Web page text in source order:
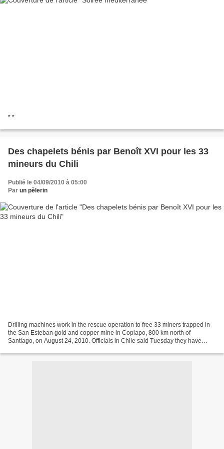
* *
Des chapelets bénis par Benoît XVI pour les 33
mineurs du Chili
Publié le 04/09/2010 à 05:00
Par un pèlerin
Drilling machines work in the rescue operation to free 33 miners trapped in
the San Esteban gold and copper mine in Copiapo, 800 km north of
Santiago, on August 24, 2010. Officials in Chile said Tuesday they have